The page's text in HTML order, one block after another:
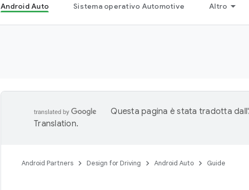
Android Auto Sistema operativo Automotive Altro
Questa pagina è stata tradotta dall'
Translation.
Android Partners Design for Driving Android Auto Guide